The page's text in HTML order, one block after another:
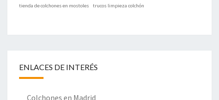
tienda de colchones en mostoles trucos limpieza colchón
ENLACES DE INTERÉS
Colchones en Madrid